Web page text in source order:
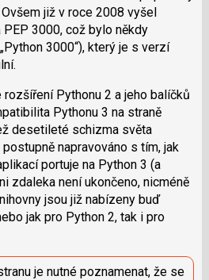
již v roce 2008 vyšel
3000, což bylo někdy
3000“), který je s verzí
Pythonu 2 a jeho balíčků
Pythonu 3 na straně
desetileté schizma světa
napravováno s tím, jak
portuje na Python 3 (a
zdaleka není ukončeno, nicméně
jsou již nabízeny buď
jak pro Python 2, tak i pro
je nutné poznamenat, že se